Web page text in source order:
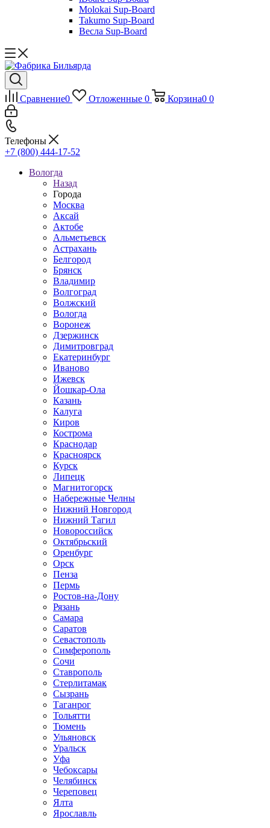
Molokai Sup-Board
Takumo Sup-Board
Весла Sup-Board
Сравнение0 Отложенные 0 Корзина0 0
Телефоны
+7 (800) 444-17-52
Вологда
Назад
Города
Москва
Аксай
Актобе
Альметьевск
Астрахань
Белгород
Брянск
Владимир
Волгоград
Волжский
Вологда
Воронеж
Дзержинск
Димитровград
Екатеринбург
Иваново
Ижевск
Йошкар-Ола
Казань
Калуга
Киров
Кострома
Краснодар
Красноярск
Курск
Липецк
Магнитогорск
Набережные Челны
Нижний Новгород
Нижний Тагил
Новороссийск
Октябрьский
Оренбург
Орск
Пенза
Пермь
Ростов-на-Дону
Рязань
Самара
Саратов
Севастополь
Симферополь
Сочи
Ставрополь
Стерлитамак
Сызрань
Таганрог
Тольятти
Тюмень
Ульяновск
Уральск
Уфа
Чебоксары
Челябинск
Череповец
Ялта
Ярославль